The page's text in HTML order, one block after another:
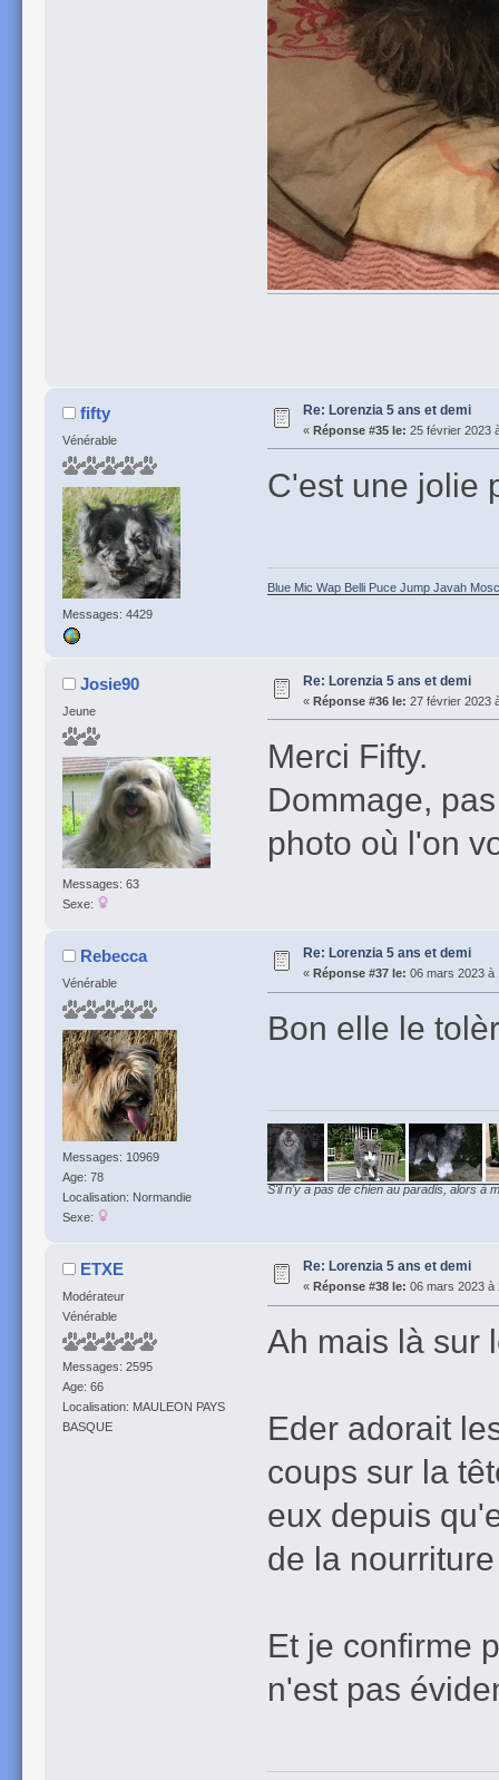
fifty
Vénérable
Messages: 4429
Re: Lorenzia 5 ans et demi
« Réponse #35 le: 25 février 2023
C'est une jolie
Blue Mic Wap Belli Puce Jump Javah
Josie90
Jeune
Messages: 63
Sexe:
Re: Lorenzia 5 ans et demi
« Réponse #36 le: 27 février 2023
Merci Fifty.
Dommage,
photo où l'on
Rebecca
Vénérable
Messages: 10969
Age: 78
Localisation: Normandie
Sexe:
Re: Lorenzia 5 ans et demi
« Réponse #37 le: 06 mars 2023 à
Bon elle le
S'il n'y a pas de chien au paradis, alors à
ETXE
Modérateur
Vénérable
Messages: 2595
Age: 66
Localisation: MAULEON PAYS
BASQUE
Re: Lorenzia 5 ans et demi
« Réponse #38 le: 06 mars 2023 à
Ah mais là sur
Eder adorait
coups sur la
eux depuis
de la
Et je confirme
n'est pas